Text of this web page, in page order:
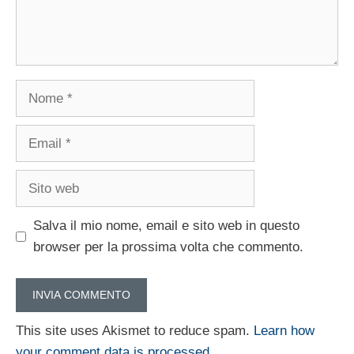
Nome
Email
Sito
Salva il mio nome, email e sito web in questo
browser per la prossima volta che commento.
This site uses Akismet to reduce spam. Learn how